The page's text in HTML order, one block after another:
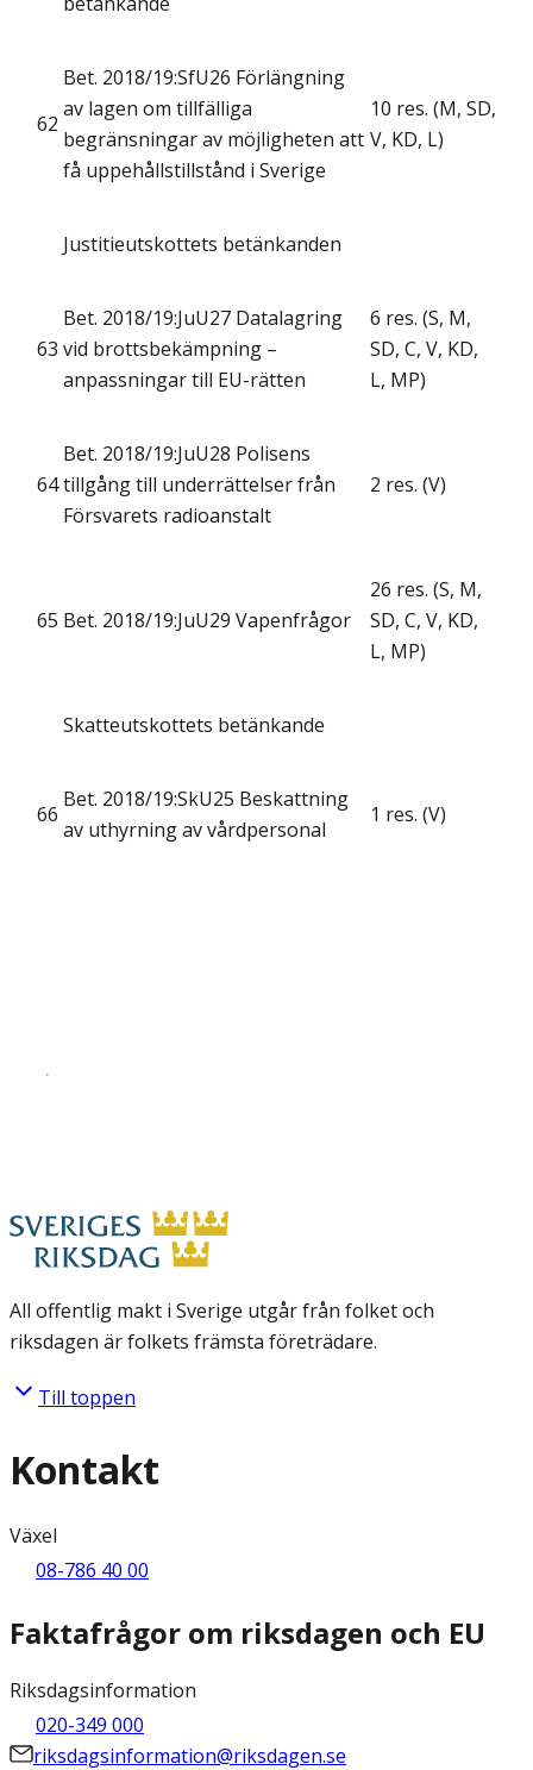
62
Bet. 2018/19:SfU26 Förlängning
av lagen om tillfälliga
begränsningar av möjligheten att
få uppehållstillstånd i Sverige
10 res. (M, SD,
V, KD, L)
Justitieutskottets betänkanden
63
Bet. 2018/19:JuU27 Datalagring
vid brottsbekämpning –
anpassningar till EU-rätten
6 res. (S, M,
SD, C, V, KD,
L, MP)
64
Bet. 2018/19:JuU28 Polisens
tillgång till underrättelser från
Försvarets radioanstalt
2 res. (V)
65 Bet. 2018/19:JuU29 Vapenfrågor
26 res. (S, M,
SD, C, V, KD,
L, MP)
Skatteutskottets betänkande
66
Bet. 2018/19:SkU25 Beskattning
av uthyrning av vårdpersonal
1 res. (V)
All offentlig makt i Sverige utgår från folket och
riksdagen är folkets främsta företrädare.
Till toppen
Kontakt
Växel
08-786 40 00
Faktafrågor om riksdagen och EU
Riksdagsinformation
020-349 000
riksdagsinformation@riksdagen.se